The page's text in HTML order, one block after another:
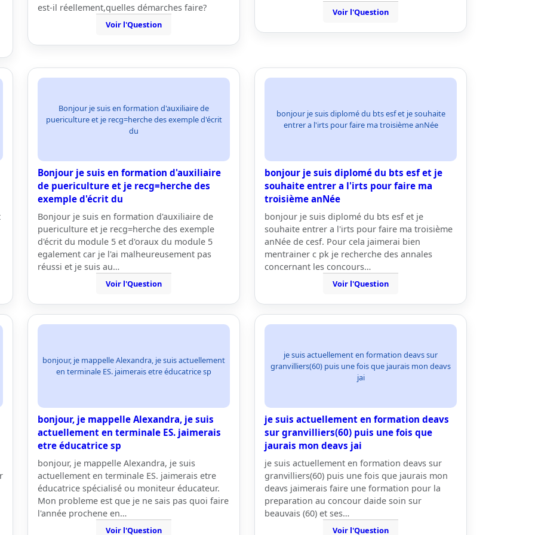
est-il réellement,quelles démarches faire?
Voir l'Question
Voir l'Question
Bonjour je suis en formation d'auxiliaire de
puericulture et je recg=herche des exemple d'écrit
du
Bonjour je suis en formation d'auxiliaire
de puericulture et je recg=herche des
exemple d'écrit du
Bonjour je suis en formation d'auxiliaire de
puericulture et je recg=herche des exemple
d'écrit du module 5 et d'oraux du module 5
egalement car je l'ai malheureusement pas
réussi et je suis au…
Voir l'Question
bonjour je suis diplomé du bts esf et je souhaite
entrer a l'irts pour faire ma troisième anNée
bonjour je suis diplomé du bts esf et je
souhaite entrer a l'irts pour faire ma
troisième anNée
bonjour je suis diplomé du bts esf et je
souhaite entrer a l'irts pour faire ma troisième
anNée de cesf. Pour cela jaimerai bien
mentrainer c pk je recherche des annales
concernant les concours…
Voir l'Question
bonjour, je mappelle Alexandra, je suis actuellement
en terminale ES. jaimerais etre éducatrice sp
bonjour, je mappelle Alexandra, je suis
actuellement en terminale ES. jaimerais
etre éducatrice sp
bonjour, je mappelle Alexandra, je suis
actuellement en terminale ES. jaimerais etre
éducatrice spécialisé ou moniteur éducateur.
Mon probleme est que je ne sais pas quoi faire
l'année prochene en…
Voir l'Question
je suis actuellement en formation deavs sur
granvilliers(60) puis une fois que jaurais mon deavs
jai
je suis actuellement en formation deavs
sur granvilliers(60) puis une fois que
jaurais mon deavs jai
je suis actuellement en formation deavs sur
granvilliers(60) puis une fois que jaurais mon
deavs jaimerais faire une formation pour la
preparation au concour daide soin sur
beauvais (60) et ses…
Voir l'Question